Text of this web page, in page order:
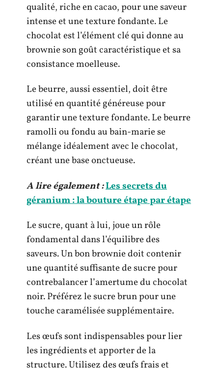
qualité, riche en cacao, pour une saveur
intense et une texture fondante. Le
chocolat est l’élément clé qui donne au
brownie son goût caractéristique et sa
consistance moelleuse.
Le beurre, aussi essentiel, doit être
utilisé en quantité généreuse pour
garantir une texture fondante. Le beurre
ramolli ou fondu au bain-marie se
mélange idéalement avec le chocolat,
créant une base onctueuse.
A lire également :Les secrets du
géranium : la bouture étape par étape
Le sucre, quant à lui, joue un rôle
fondamental dans l’équilibre des
saveurs. Un bon brownie doit contenir
une quantité suffisante de sucre pour
contrebalancer l’amertume du chocolat
noir. Préférez le sucre brun pour une
touche caramélisée supplémentaire.
Les œufs sont indispensables pour lier
les ingrédients et apporter de la
structure. Utilisez des œufs frais et